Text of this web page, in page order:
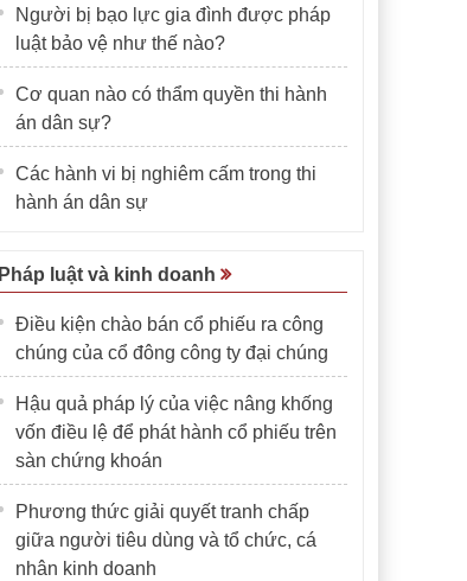
Người bị bạo lực gia đình được pháp
luật bảo vệ như thế nào?
Cơ quan nào có thẩm quyền thi hành
án dân sự?
Các hành vi bị nghiêm cấm trong thi
hành án dân sự
Pháp luật và kinh doanh
Điều kiện chào bán cổ phiếu ra công
chúng của cổ đông công ty đại chúng
Hậu quả pháp lý của việc nâng khống
vốn điều lệ để phát hành cổ phiếu trên
sàn chứng khoán
Phương thức giải quyết tranh chấp
giữa người tiêu dùng và tổ chức, cá
nhân kinh doanh